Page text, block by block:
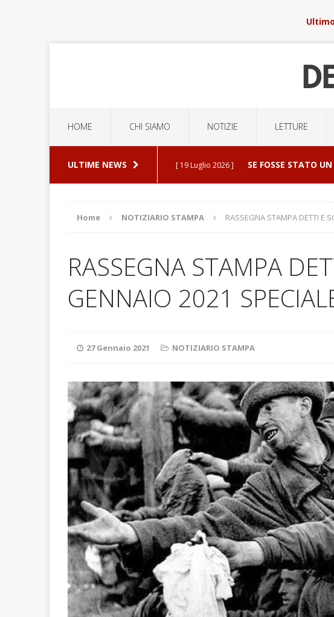
HOME CHI SIAMO NOTIZIE LETTURE
ULTIME NEWS [ 19 Luglio 2026 ] SE FOSSE STATO
[ 5 Luglio 2026 ] ERRORI E ORRORI
ATTUALITA'
Home NOTIZIARIO STAMPA RASSEGNA STAMPA DETTI E
RASSEGNA STAMPA
GENNAIO 2021
27 Gennaio 2021 NOTIZIARIO STAMPA